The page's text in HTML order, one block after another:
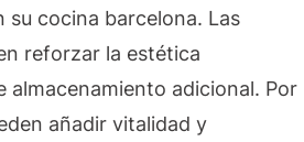
cocina barcelona. Las
reforzar la estética
almacenamiento adicional. Por
añadir vitalidad y